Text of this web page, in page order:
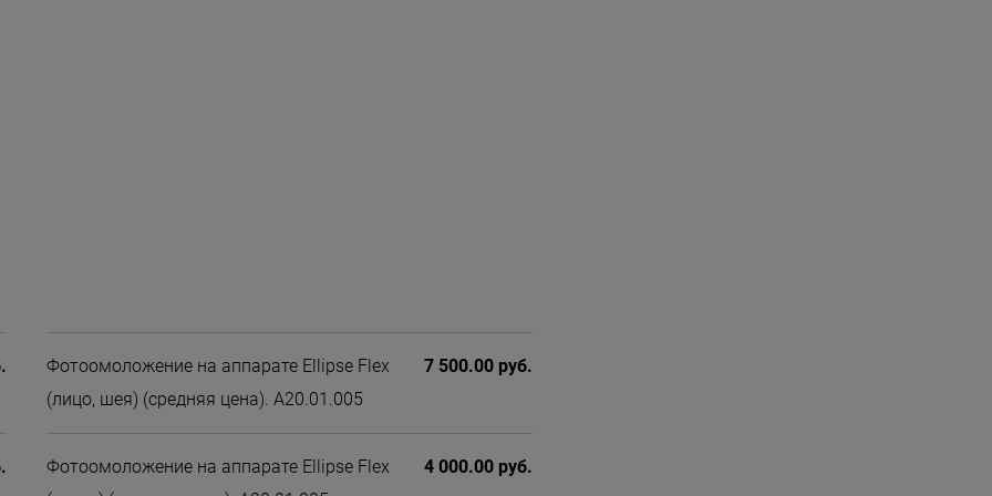
Фотоомоложение на аппарате Ellipse Flex
(лицо, шея) (средняя цена). А20.01.005
7 500.00 руб.
Фотоомоложение на аппарате Ellipse Flex
4 000.00 руб.